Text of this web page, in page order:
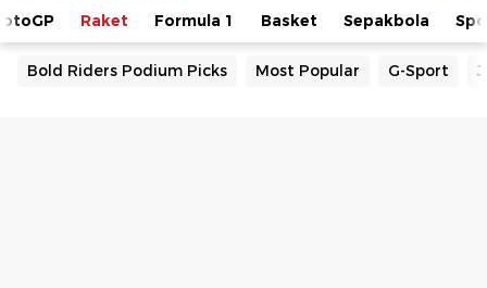
Raket Formula 1 Basket Sepakbola
Bold Riders Podium Picks Most Popular G-Sport